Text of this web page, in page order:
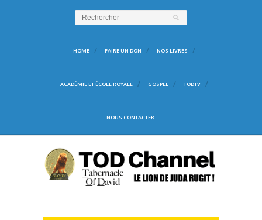
HOME FAIRE UN DON NOS LIVRES
ACADÉMIE ET ÉCOLE ROYALE GOSPEL TODTV
NOUS CONTACTER